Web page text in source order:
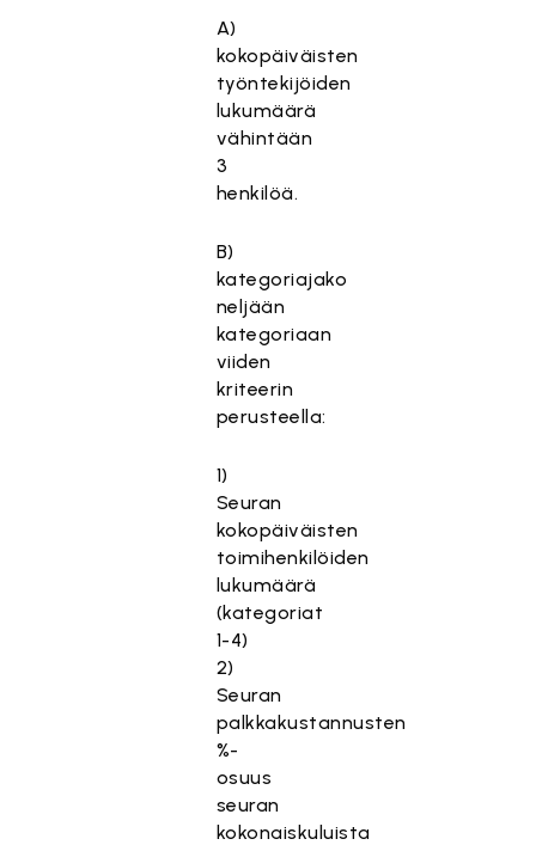
A)
kokopäiväisten
työntekijöiden
lukumäärä
vähintään
3
henkilöä.
B)
kategoriajako
neljään
kategoriaan
viiden
kriteerin
perusteella:
1)
Seuran
kokopäiväisten
toimihenkilöiden
lukumäärä
(kategoriat
1-4)
2)
Seuran
palkkakustannusten
%-
osuus
seuran
kokonaiskuluista